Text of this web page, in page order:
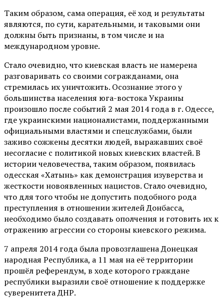
Таким образом, сама операция, её ход и результаты
являются, по сути, карательными, и таковыми они
должны быть признаны, в том числе и на
международном уровне.
Стало очевидно, что киевская власть не намерена
разговаривать со своими согражданами, она
стремилась их уничтожить. Осознание этого у
большинства населения юга-востока Украины
произошло после событий 2 мая 2014 года в г. Одессе,
где украинскими националистами, поддержанными
официальными властями и спецслужбами, были
заживо сожжены десятки людей, выражавших своё
несогласие с политикой новых киевских властей. В
истории человечества, таким образом, появилась
одесская «Хатынь» как демонстрация изуверства и
жесткости новоявленных нацистов. Стало очевидно,
что для того чтобы не допустить подобного рода
преступления в отношении жителей Донбасса,
необходимо было создавать ополчения и готовить их к
отражению агрессии со стороны киевского режима.
7 апреля 2014 года была провозглашена Донецкая
народная Республика, а 11 мая на её территории
прошёл референдум, в ходе которого граждане
республики выразили своё отношение к поддержке
суверенитета ДНР.